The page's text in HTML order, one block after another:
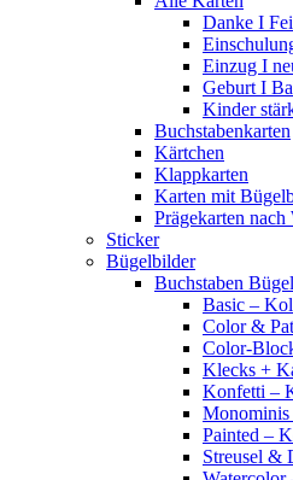
Danke I
Einzug I
Geburt I
Kinder
Buchstabenkarten
Kärtchen
Klappkarten
Karten mit
Prägekarten nach
Sticker
Bügelbilder
Buchstaben
Basic –
Color &
Color-
Klecks +
Konfetti –
Painted –
Streusel &